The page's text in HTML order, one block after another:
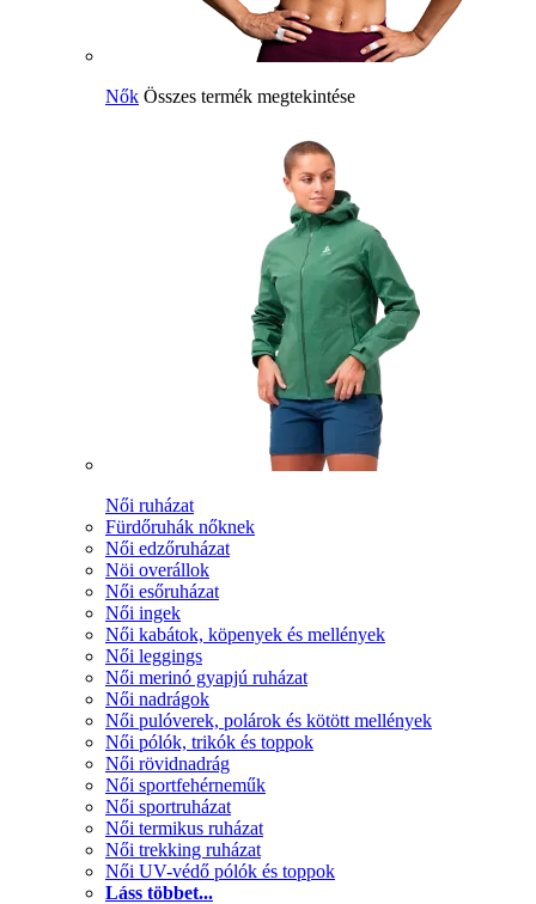
Nők Összes termék megtekintése
Női ruházat
Fürdőruhák nőknek
Női edzőruházat
Nöi overállok
Női esőruházat
Női ingek
Női kabátok, köpenyek és mellények
Női leggings
Női merinó gyapjú ruházat
Női nadrágok
Női pulóverek, polárok és kötött mellények
Női pólók, trikók és toppok
Női rövidnadrág
Női sportfehérneműk
Női sportruházat
Női termikus ruházat
Női trekking ruházat
Női UV-védő pólók és toppok
Láss többet...